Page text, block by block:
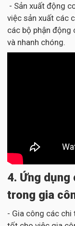
- Sản xuất động
việc sản xuất các
các bộ phận động
và nhanh chóng.
4. Ứng dụng
trong gia
- Gia công các chi